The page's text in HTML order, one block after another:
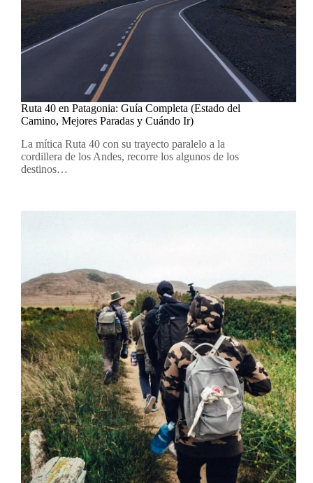
Ruta 40 en Patagonia: Guía Completa (Estado del
Camino, Mejores Paradas y Cuándo Ir)
La mítica Ruta 40 con su trayecto paralelo a la
cordillera de los Andes, recorre los algunos de los
destinos…